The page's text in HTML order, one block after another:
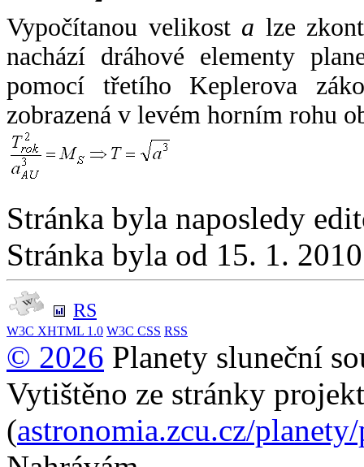
Vypočítanou velikost a lze
nachází dráhové elementy
pomocí třetího Keplerova
zobrazená v levém horním rohu
Stránka byla naposledy
Stránka byla od 15. 1.
RS
W3C XHTML 1.0 W3C CSS RSS
© 2026 Planety sluneční
Vytištěno ze stránky
(astronomia.zcu.cz/